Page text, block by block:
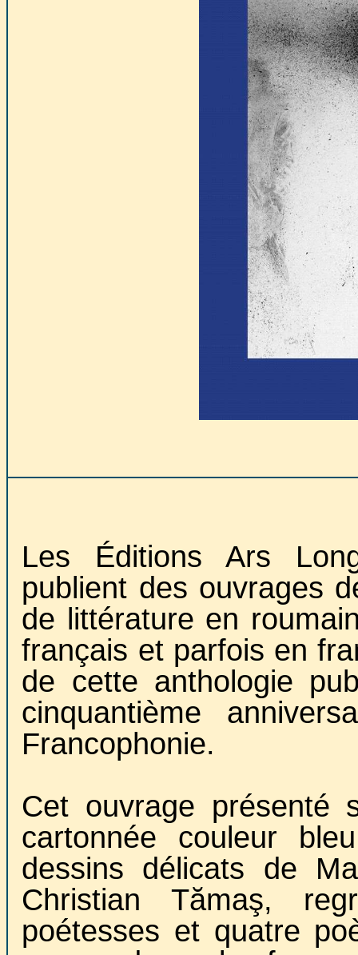
Les Éditions Ars
publient des ouvrages
de littérature en
français et parfois en
de cette anthologie
cinquantième
Francophonie.
Cet ouvrage présenté
cartonnée couleur
dessins délicats de
Christian Tămaş,
poétesses et quatre